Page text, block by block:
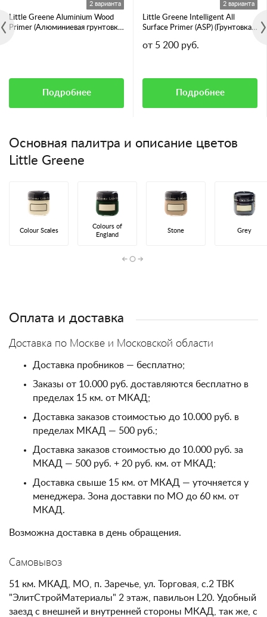
2 варианта
Little Greene Aluminium Wood
Primer (Алюминиевая грунтовка
Подробнее
2 варианта
Little Greene Intelligent All
Surface Primer (ASP) (Грунтовка
от 5 200 руб.
Подробнее
Основная палитра и описание цветов
Little Greene
Colour Scales
Colours of
England
Stone Grey
Оплата и доставка
Доставка по Москве и Московской области
Доставка пробников — бесплатно;
Заказы от 10.000 руб. доставляются бесплатно в
пределах 15 км. от МКАД;
Доставка заказов стоимостью до 10.000 руб. в
пределах МКАД — 500 руб.;
Доставка заказов стоимостью до 10.000 руб. за
МКАД — 500 руб. + 20 руб. км. от МКАД;
Доставка свыше 15 км. от МКАД — уточняется у
менеджера. Зона доставки по МО до 60 км. от
МКАД.
Возможна доставка в день обращения.
Самовывоз
51 км. МКАД, МО, п. Заречье, ул. Торговая, с.2 ТВК
"ЭлитСтройМатериалы" 2 этаж, павильон L20. Удобный
заезд с внешней и внутренней стороны МКАД, так же, с